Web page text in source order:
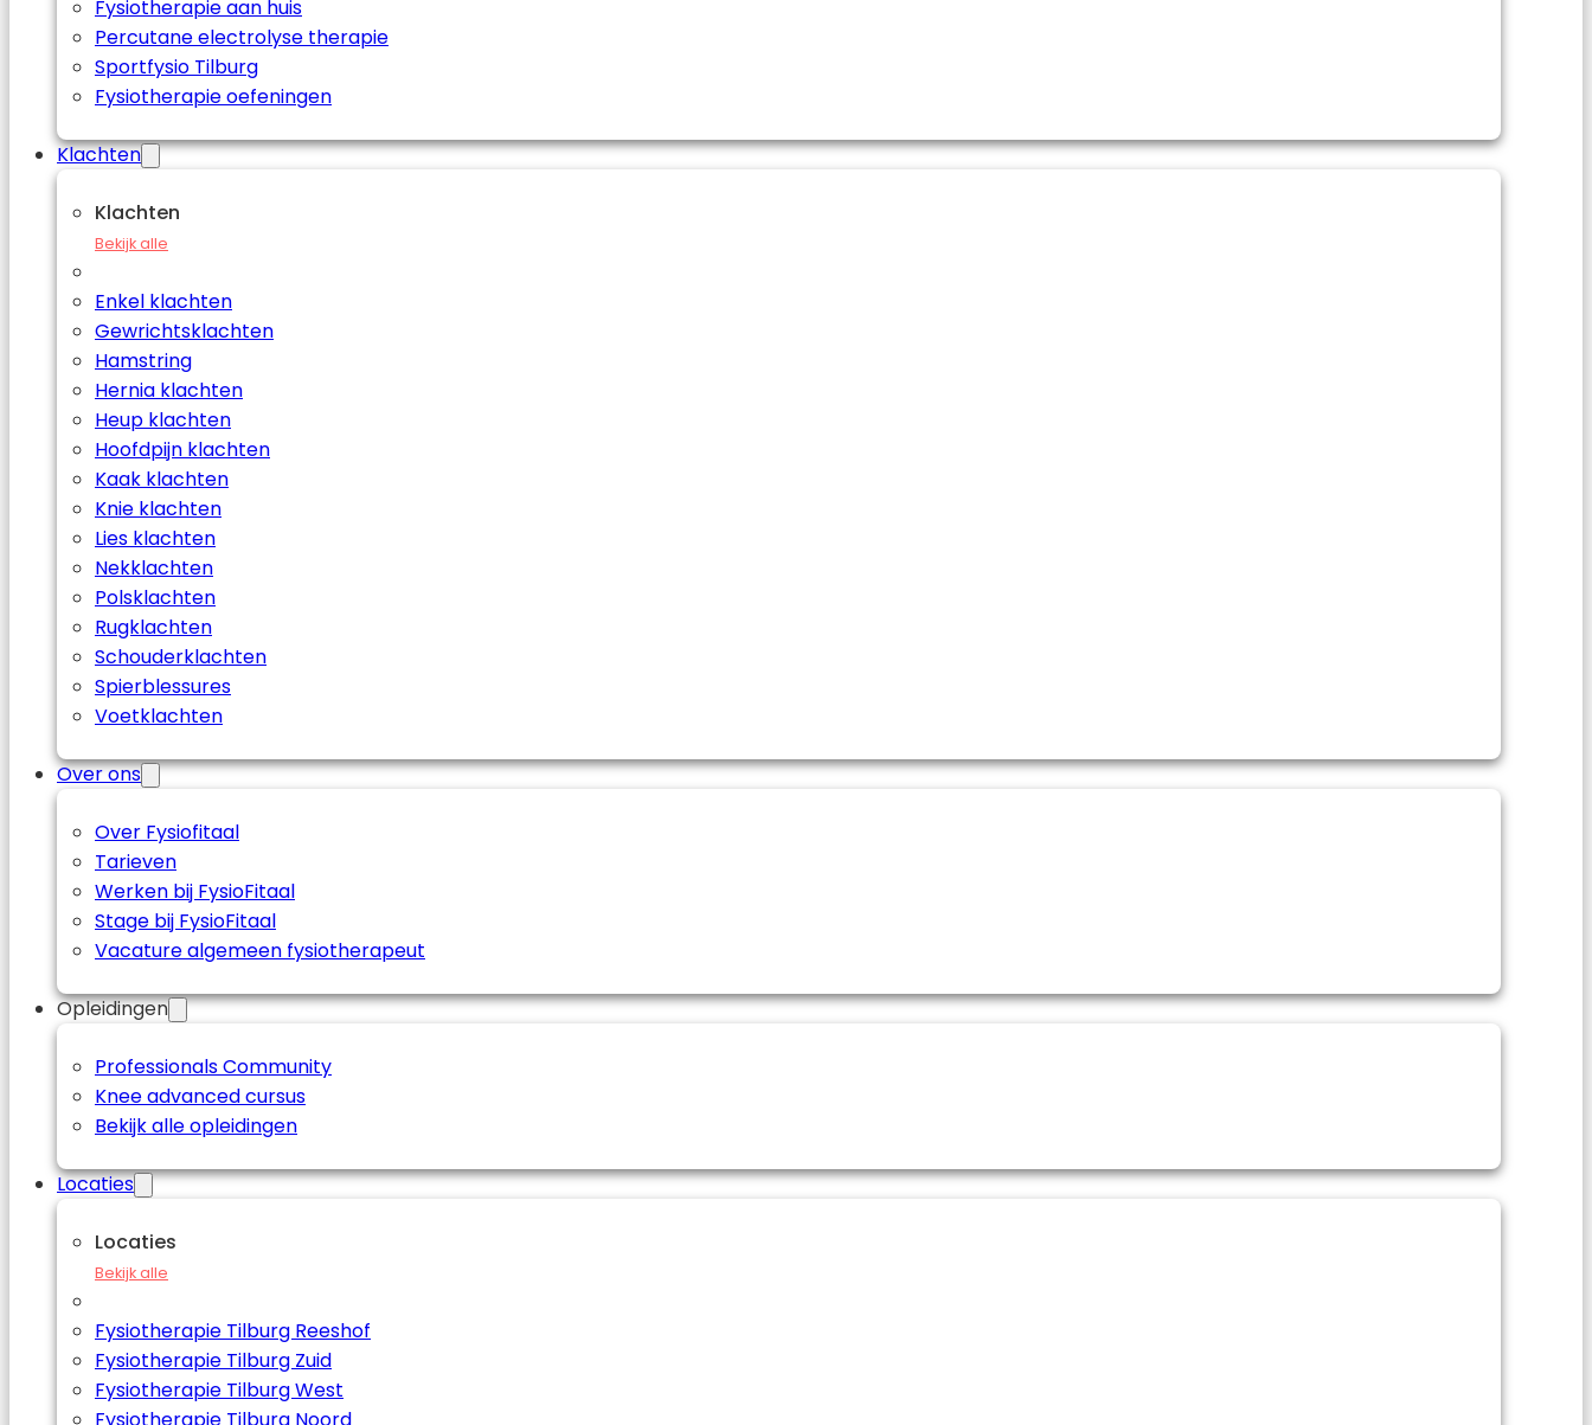
Fysiotherapie aan huis
Percutane electrolyse therapie
Sportfysio Tilburg
Fysiotherapie oefeningen
Klachten
Klachten
Bekijk alle
Enkel klachten
Gewrichtsklachten
Hamstring
Hernia klachten
Heup klachten
Hoofdpijn klachten
Kaak klachten
Knie klachten
Lies klachten
Nekklachten
Polsklachten
Rugklachten
Schouderklachten
Spierblessures
Voetklachten
Over ons
Over Fysiofitaal
Tarieven
Werken bij FysioFitaal
Stage bij FysioFitaal
Vacature algemeen fysiotherapeut
Opleidingen
Professionals Community
Knee advanced cursus
Bekijk alle opleidingen
Locaties
Locaties
Bekijk alle
Fysiotherapie Tilburg Reeshof
Fysiotherapie Tilburg Zuid
Fysiotherapie Tilburg West